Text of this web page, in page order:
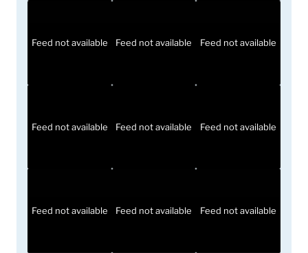
Feed not available Feed not available Feed not available
Feed not available Feed not available Feed not available
Feed not available Feed not available Feed not available